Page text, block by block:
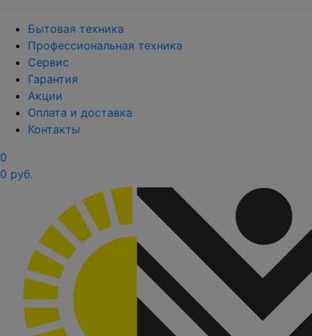
Бытовая техника
Профессиональная техника
Сервис
Гарантия
Акции
Оплата и доставка
Контакты
0
0 руб.